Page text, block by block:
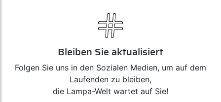
Bleiben Sie aktualisiert
Folgen Sie uns in den Sozialen Medien, um auf dem
Laufenden zu bleiben,
die Lampa-Welt wartet auf Sie!